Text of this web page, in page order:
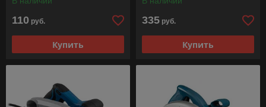
110 руб.
Купить
335 руб.
Купить